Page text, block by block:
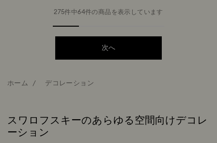
275件中64件の商品を表示しています
次へ
ホーム デコレーション
スワロフスキーのあらゆる空間向けデコレ
ーション